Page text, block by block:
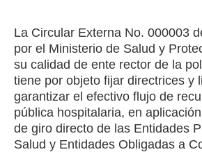
La Circular Externa No. 000003
por el Ministerio de Salud y
su calidad de ente rector de la
tiene por objeto fijar directrices y
garantizar el efectivo flujo de
pública hospitalaria, en
de giro directo de las Entidades
Salud y Entidades Obligadas a